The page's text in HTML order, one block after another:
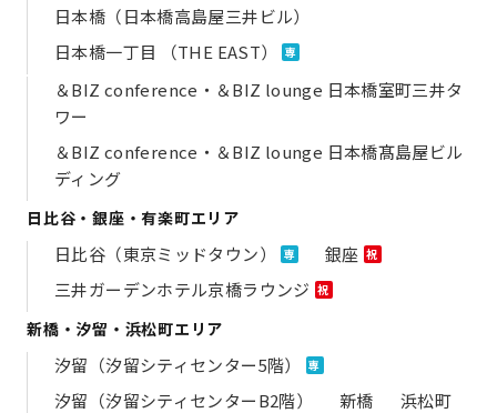
日本橋（日本橋高島屋三井ビル）
日本橋一丁目 （THE EAST）
専
＆BIZ conference・＆BIZ lounge 日本橋室町三井タ
ワー
＆BIZ conference・＆BIZ lounge 日本橋髙島屋ビル
ディング
日比谷・銀座・有楽町エリア
日比谷（東京ミッドタウン） 専 銀座 祝
三井ガーデンホテル京橋ラウンジ 祝
新橋・汐留・浜松町エリア
汐留（汐留シティセンター5階） 専
汐留（汐留シティセンターB2階） 新橋 浜松町